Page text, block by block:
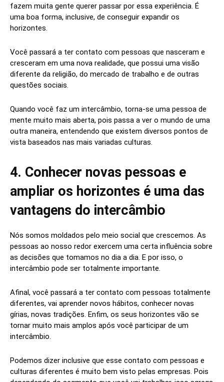
fazem muita gente querer passar por essa experiência. É
uma boa forma, inclusive, de conseguir expandir os
horizontes.
Você passará a ter contato com pessoas que nasceram e
cresceram em uma nova realidade, que possui uma visão
diferente da religião, do mercado de trabalho e de outras
questões sociais.
Quando você faz um intercâmbio, torna-se uma pessoa de
mente muito mais aberta, pois passa a ver o mundo de uma
outra maneira, entendendo que existem diversos pontos de
vista baseados nas mais variadas culturas.
4. Conhecer novas pessoas e
ampliar os horizontes é uma das
vantagens do intercâmbio
Nós somos moldados pelo meio social que crescemos. As
pessoas ao nosso redor exercem uma certa influência sobre
as decisões que tomamos no dia a dia. E por isso, o
intercâmbio pode ser totalmente importante.
Afinal, você passará a ter contato com pessoas totalmente
diferentes, vai aprender novos hábitos, conhecer novas
gírias, novas tradições. Enfim, os seus horizontes vão se
tornar muito mais amplos após você participar de um
intercâmbio.
Podemos dizer inclusive que esse contato com pessoas e
culturas diferentes é muito bem visto pelas empresas. Pois